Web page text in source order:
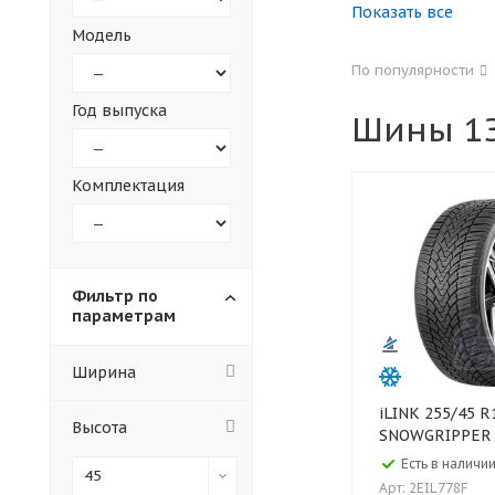
30 35
Показать все
По популярности
Шины
iLINK 255/45 R18 99V
Есть в
Арт: 2EIL778F
Модель
Год выпуска
Комплектация
Фильтр по
параметрам
Ширина
Высота
45